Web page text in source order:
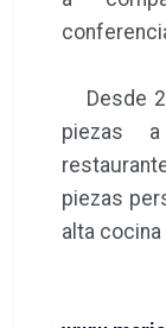
Desde
piezas
piezas
alta